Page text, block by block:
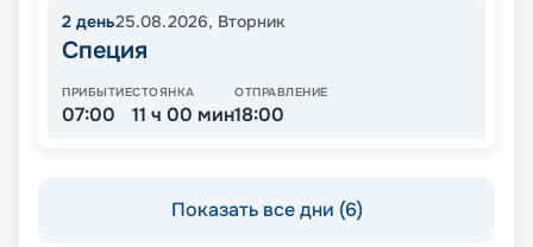
2 день25.08.2026, Вторник
Специя
ПРИБЫТИЕ
07:00
СТОЯНКА
11 ч 00 мин
ОТПРАВЛЕНИЕ
18:00
Показать все дни (6)